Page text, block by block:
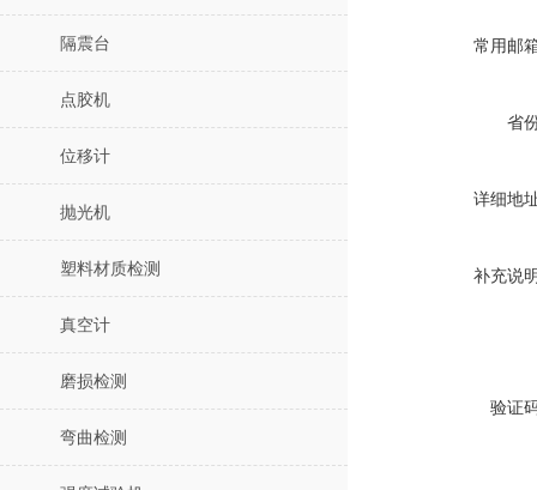
隔震台
点胶机
位移计
抛光机
塑料材质检测
真空计
磨损检测
弯曲检测
常用邮
省
详细地
补充说
验证